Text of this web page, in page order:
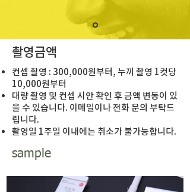
​촬영금액
컨셉 촬영 : 300,000원부터, 누끼 촬영 1컷당
10,000원부터
​대량 촬영 및 컨셉 시안 확인 후 금액 변동이 있
을 수 있습니다. 이메일이나 전화 문의 부탁드
립니다.
촬영일 1주일 이내에는 취소가 불가능합니다.
sample